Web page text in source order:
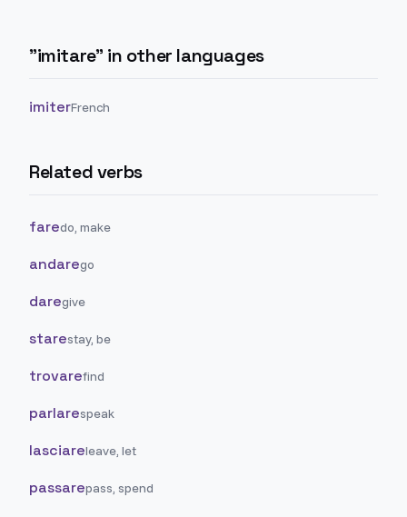
"imitare" in other languages
imiterFrench
Related verbs
faredo, make
andarego
daregive
starestay, be
trovarefind
parlarespeak
lasciareleave, let
passarepass, spend